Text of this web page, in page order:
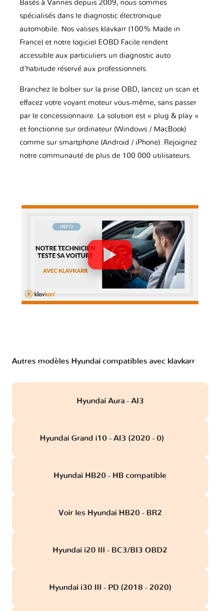
Basés à Vannes depuis 2009, nous sommes
spécialisés dans le diagnostic électronique
automobile. Nos valises klavkarr (100% Made in
France) et notre logiciel EOBD Facile rendent
accessible aux particuliers un diagnostic auto
d'habitude réservé aux professionnels.
Branchez le boîtier sur la prise OBD, lancez un scan et
effacez votre voyant moteur vous-même, sans passer
par le concessionnaire. La solution est « plug & play »
et fonctionne sur ordinateur (Windows / MacBook)
comme sur smartphone (Android / iPhone). Rejoignez
notre communauté de plus de 100 000 utilisateurs.
Autres modèles Hyundai compatibles avec klavkarr
Hyundai Aura - AI3
Hyundai Grand i10 - AI3 (2020 - 0)
Hyundai HB20 - HB compatible
Voir les Hyundai HB20 - BR2
Hyundai i20 III - BC3/BI3 OBD2
Hyundai i30 III - PD (2018 - 2020)